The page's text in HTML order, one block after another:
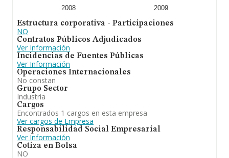
2008 2009
Estructura corporativa - Participaciones
NO
Contratos Públicos Adjudicados
Ver Información
Incidencias de Fuentes Públicas
Ver Información
Operaciones Internacionales
No constan
Grupo Sector
Industria
Cargos
Encontrados 1 cargos en esta empresa
Ver cargos de Empresa
Responsabilidad Social Empresarial
Ver Información
Cotiza en Bolsa
NO